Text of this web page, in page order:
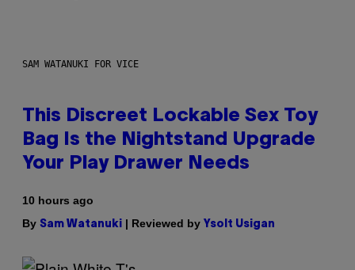
SAM WATANUKI FOR VICE
This Discreet Lockable Sex Toy
Bag Is the Nightstand Upgrade
Your Play Drawer Needs
10 hours ago
By Sam Watanuki | Reviewed by Ysolt Usigan